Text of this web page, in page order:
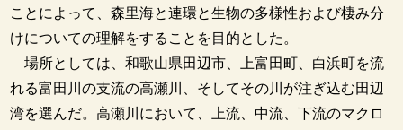
ことによって、森里海と連環と生物の多様性および棲み分
けについての理解をすることを目的とした。
場所としては、和歌山県田辺市、上富田町、白浜町を流
れる富田川の支流の高瀬川、そしてその川が注ぎ込む田辺
湾を選んだ。高瀬川において、上流、中流、下流のマクロ